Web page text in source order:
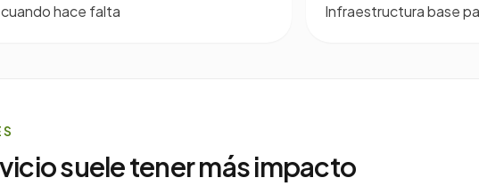
hace falta Infraestructura base
suele tener más impacto